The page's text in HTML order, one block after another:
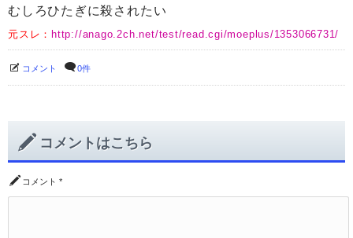
むしろひたぎに殺されたい
元スレ： http://anago.2ch.net/test/read.cgi/moeplus/1353066731/
コメント 0件
コメントはこちら
コメント *